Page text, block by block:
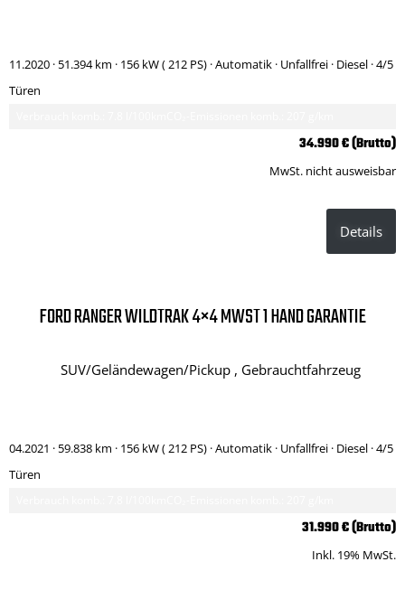
11.2020 · 51.394 km · 156 kW ( 212 PS) · Automatik · Unfallfrei · Diesel · 4/5
Türen
34.990 € (Brutto)
MwSt. nicht ausweisbar
Details
FORD RANGER WILDTRAK 4×4 MWST 1 HAND GARANTIE
SUV/Geländewagen/Pickup , Gebrauchtfahrzeug
04.2021 · 59.838 km · 156 kW ( 212 PS) · Automatik · Unfallfrei · Diesel · 4/5
Türen
31.990 € (Brutto)
Inkl. 19% MwSt.